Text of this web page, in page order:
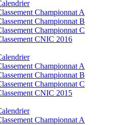
Championnat A
Championnat B
Championnat C
CNIC 2016
Championnat A
Championnat B
Championnat C
CNIC 2015
Championnat A